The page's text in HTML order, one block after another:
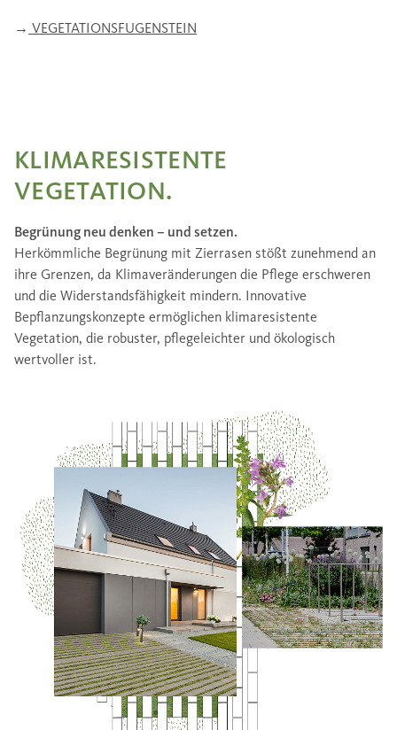
→ VEGETATIONSFUGENSTEIN
KLIMARESISTENTE
VEGETATION.
Begrünung neu denken – und setzen.
Herkömmliche Begrünung mit Zierrasen stößt zunehmend an
ihre Grenzen, da Klimaveränderungen die Pflege erschweren
und die Widerstandsfähigkeit mindern. Innovative
Bepflanzungskonzepte ermöglichen klimaresistente
Vegetation, die robuster, pflegeleichter und ökologisch
wertvoller ist.